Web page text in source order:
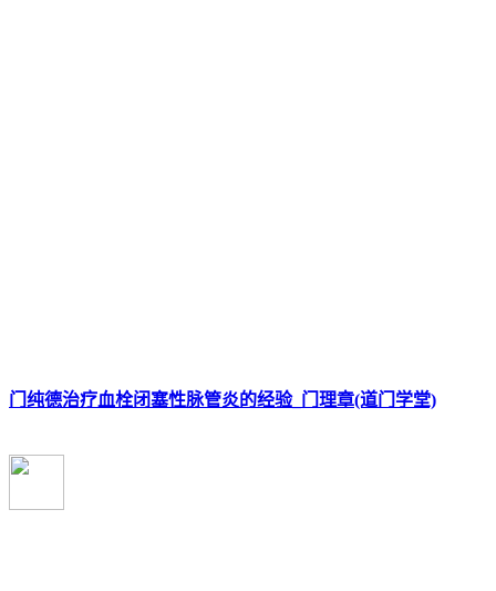
门纯德治疗血栓闭塞性脉管炎的经验_门理章(道门学堂)